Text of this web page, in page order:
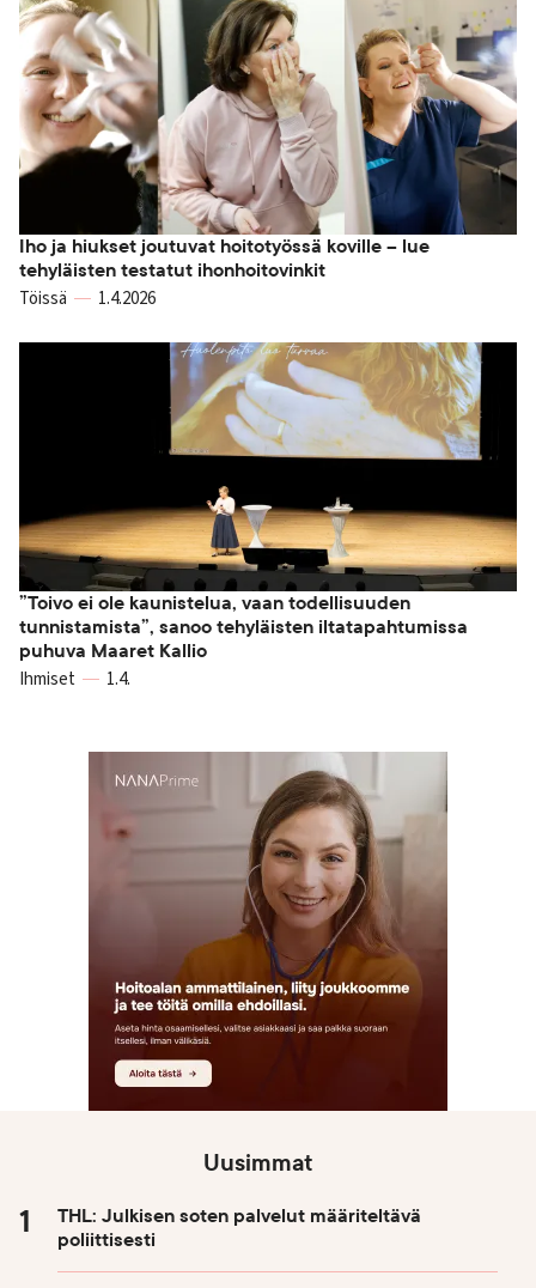
Iho ja hiukset joutuvat hoitotyössä koville – lue
tehyläisten testatut ihonhoitovinkit
Töissä 1.4.2026
”Toivo ei ole kaunistelua, vaan todellisuuden
tunnistamista”, sanoo tehyläisten iltatapahtumissa
puhuva Maaret Kallio
Ihmiset 1.4.
Uusimmat
THL: Julkisen soten palvelut määriteltävä
poliittisesti